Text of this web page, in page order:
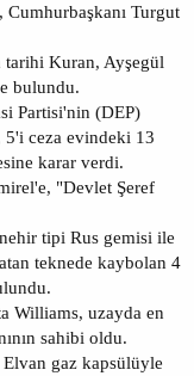
Cumhurbaşkanı Turgut
tarihi Kuran, Ayşegül
bulundu.
Partisi'nin (DEP)
5'i ceza evindeki 13
karar verdi.
"Devlet Şeref
tipi Rus gemisi ile
teknede kaybolan 4
Williams, uzayda en
sahibi oldu.
Elvan gaz kapsülüyle